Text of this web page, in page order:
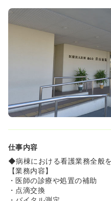
≪アットホームな環境で、
◆長くご勤務されている方
各種手当も充実しておりま
≪アクセス良好◎≫
◆JR東船橋駅から徒歩約12
の立地にあります。
船橋駅周辺にはショッピン
多くあり、ららぽーと
馬場などもあります。また
リフレッシュしやすい環境
に臨めます！
仕事内容
◆病棟における看護業務全般
【業務内容】
・医師の診療や処置の補助
・点滴交換